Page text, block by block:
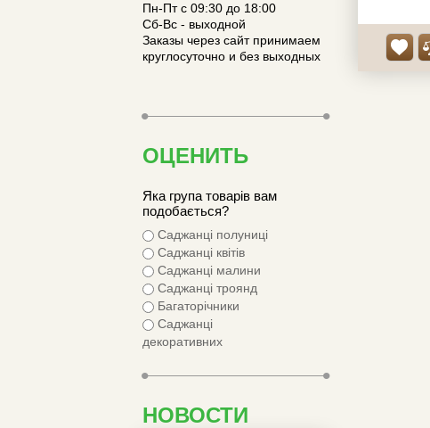
Пн-Пт с 09:30 до 18:00
Сб-Вс - выходной
Заказы через сайт принимаем
круглосуточно и без выходных
ОЦЕНИТЬ
Яка група товарів вам
подобається?
Саджанці полуниці
Саджанці квітів
Саджанці малини
Саджанці троянд
Багаторічники
Саджанці
декоративних
НОВОСТИ